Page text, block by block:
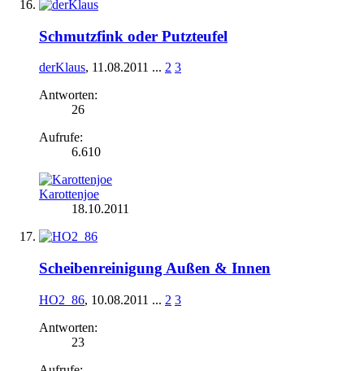
Schmutzfink oder Putzteufel
derKlaus, 11.08.2011 ... 2 3
Antworten:
26
Aufrufe:
6.610
Karottenjoe
18.10.2011
Scheibenreinigung Außen & Innen
HO2_86, 10.08.2011 ... 2 3
Antworten:
23